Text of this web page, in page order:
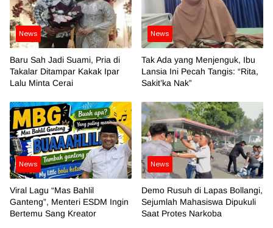
News
Baru Sah Jadi Suami, Pria di
Takalar Ditampar Kakak Ipar
Lalu Minta Cerai
News
Tak Ada yang Menjenguk, Ibu
Lansia Ini Pecah Tangis: “Rita,
Sakit’ka Nak”
News
Viral Lagu “Mas Bahlil
Ganteng”, Menteri ESDM Ingin
Bertemu Sang Kreator
News
Demo Rusuh di Lapas Bollangi,
Sejumlah Mahasiswa Dipukuli
Saat Protes Narkoba